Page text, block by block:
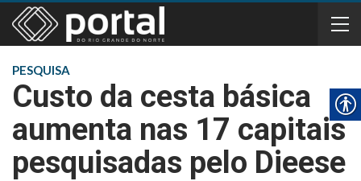
PESQUISA
Custo da cesta básica
aumenta nas 17 capitais
pesquisadas pelo Dieese